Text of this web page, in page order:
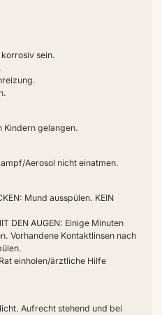
sein.
Kindern gelangen.
Aerosol nicht einatmen.
Mund ausspülen. KEIN
DEN AUGEN: Einige Minuten
Vorhandene Kontaktlinsen nach
einholen/ärztliche Hilfe
Aufrecht stehend und bei